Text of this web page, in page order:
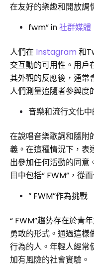
在友好的樂趣和開放調
fwm” in社群媒體
人們在 Instagram 和
交互動的可用性。用戶
其外觀的反應後，通常
人們測量追隨者參與度
音樂和流行文化中
在說唱音樂歌詞和隨附
義。在這種情況下，表
出參加任何活動的同
目中包括“ FWM”，從
“ FWM”作為挑戰
“ FWM”趨勢存在於青
勇敢的形式。通過這樣
行為的人。年輕人經常
加有風險的社會實驗。